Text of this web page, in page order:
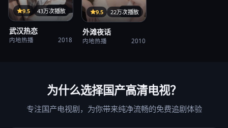
35集
9.5 43万次播放
武汉热恋
内地热播 2018
37集
9.5 22万次播放
外滩夜话
内地热播 2010
为什么选择国产高清电视？
专注国产电视剧，为你带来纯净流畅的免费追剧体验